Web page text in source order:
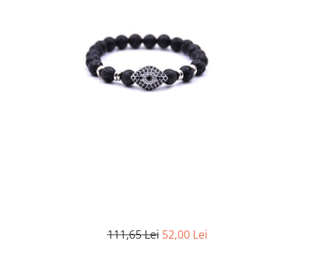
111,65 Lei 52,00 Lei